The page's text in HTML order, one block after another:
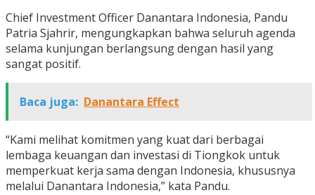
Chief Investment Officer Danantara Indonesia, Pandu
Patria Sjahrir, mengungkapkan bahwa seluruh agenda
selama kunjungan berlangsung dengan hasil yang
sangat positif.
Baca juga: Danantara Effect
“Kami melihat komitmen yang kuat dari berbagai
lembaga keuangan dan investasi di Tiongkok untuk
memperkuat kerja sama dengan Indonesia, khususnya
melalui Danantara Indonesia,” kata Pandu.